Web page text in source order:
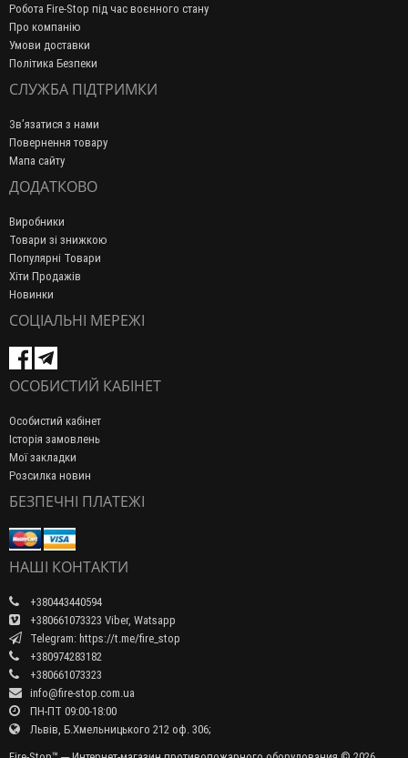
Робота Fire-Stop під час воєнного стану
Про компанію
Умови доставки
Політика Безпеки
СЛУЖБА ПІДТРИМКИ
Зв’язатися з нами
Повернення товару
Мапа сайту
ДОДАТКОВО
Виробники
Товари зі знижкою
Популярні Товари
Хіти Продажів
Новинки
СОЦІАЛЬНІ МЕРЕЖІ
ОСОБИСТИЙ КАБІНЕТ
Особистий кабінет
Історія замовлень
Мої закладки
Розсилка новин
БЕЗПЕЧНІ ПЛАТЕЖІ
НАШІ КОНТАКТИ
+380443440594
+380661073323 Viber, Watsapp
Telegram: https://t.me/fire_stop
+380974283182
+380661073323
info@fire-stop.com.ua
ПН-ПТ 09:00-18:00
Львів, Б.Хмельницького 212 оф. 306;